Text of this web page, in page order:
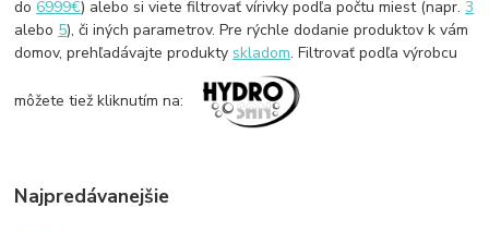
do6999€) alebo si viete filtrovať vírivky podľa počtu miest (napr.3
alebo 5), či iných parametrov. Pre rýchle dodanie produktov k vám
domov, prehľadávajte produkty skladom. Filtrovať podľa výrobcu
môžete tiež kliknutím na:
Najpredávanejšie